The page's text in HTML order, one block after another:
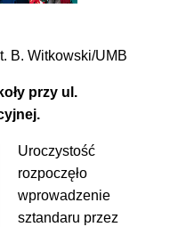
B. Witkowski/UMB
przy ul.
Uroczystość
rozpoczęło
wprowadzenie
sztandaru przez